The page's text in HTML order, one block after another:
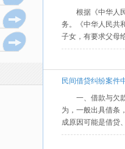
根据《中华人
务。《中华人民共
子女，有要求父母
民间借贷纠纷案件
一、借款与欠
为，一般出具借条
成原因可能是借贷